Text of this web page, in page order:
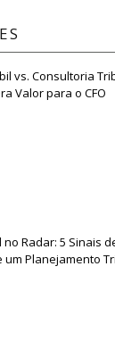
vs. Consultoria
Valor para o CFO
no Radar: 5 Sinais
um Planejamento